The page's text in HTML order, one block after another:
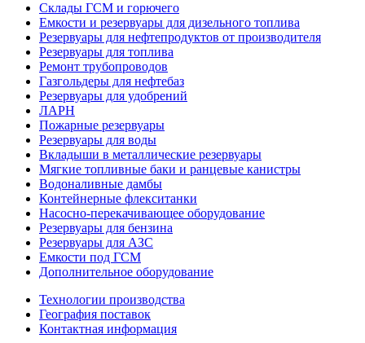
Склады ГСМ и горючего
Емкости и резервуары для дизельного топлива
Резервуары для нефтепродуктов от производителя
Резервуары для топлива
Ремонт трубопроводов
Газгольдеры для нефтебаз
Резервуары для удобрений
ЛАРН
Пожарные резервуары
Резервуары для воды
Вкладыши в металлические резервуары
Мягкие топливные баки и ранцевые канистры
Водоналивные дамбы
Контейнерные флекситанки
Насосно-перекачивающее оборудование
Резервуары для бензина
Резервуары для АЗС
Емкости под ГСМ
Дополнительное оборудование
Технологии производства
География поставок
Контактная информация